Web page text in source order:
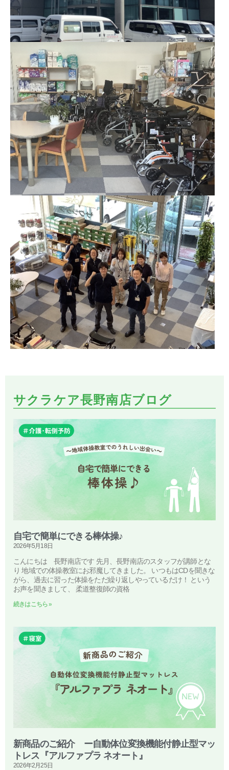
サクラケア長野南店ブログ
自宅で簡単にできる棒体操♪
2026年5月18日
こんにちは 長野南店です 先月、長野南店のスタッフが講師とな
り 地域での体操教室にお邪魔してきました。 いつもはCDを聞きな
がら、過去に習った体操をただ繰り返しやっているだけ！ という
お声を聞きまして、 柔道整復師の資格
続きはこちら »
新商品のご紹介 ー自動体位変換機能付静止型マッ
トレス『アルファプラ ネオート』
2026年2月25日